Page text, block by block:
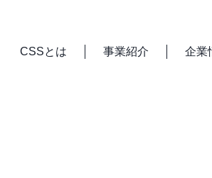
CSSとは 事業紹介 企業